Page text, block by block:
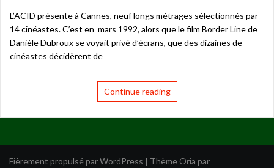
L’ACID présente à Cannes, neuf longs métrages sélectionnés par
14 cinéastes. C’est en mars 1992, alors que le film Border Line de
Danièle Dubroux se voyait privé d’écrans, que des dizaines de
cinéastes décidèrent de
Continue reading
Fièrement propulsé par WordPress | Thème Oria par